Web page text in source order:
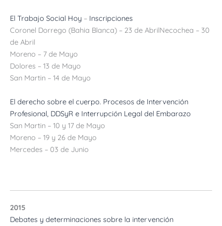
El Trabajo Social Hoy – Inscripciones
Coronel Dorrego (Bahia Blanca) – 23 de AbrilNecochea – 30
de Abril
Moreno – 7 de Mayo
Dolores – 13 de Mayo
San Martin – 14 de Mayo
El derecho sobre el cuerpo. Procesos de Intervención
Profesional, DDSyR e Interrupción Legal del Embarazo
San Martin – 10 y 17 de Mayo
Moreno – 19 y 26 de Mayo
Mercedes – 03 de Junio
2015
Debates y determinaciones sobre la intervención